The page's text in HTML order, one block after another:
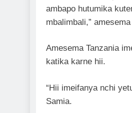
ambapo hutumika
mbalimbali,”
Amesema Tanzania
katika karne hii.
“Hii imeifanya nchi
Samia.